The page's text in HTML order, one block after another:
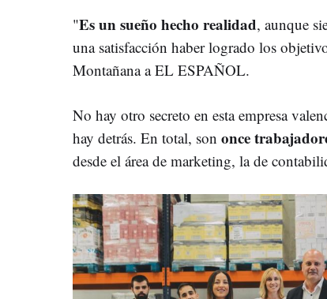
"Es un sueño hecho realidad, aunque
una satisfacción haber logrado los
Montañana a EL ESPAÑOL.
No hay otro secreto en esta empresa
hay detrás. En total, son once
desde el área de marketing, la de